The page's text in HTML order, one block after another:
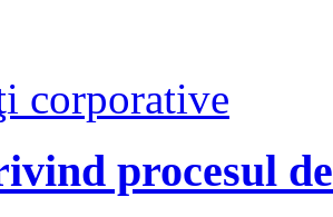
corporative
procesul